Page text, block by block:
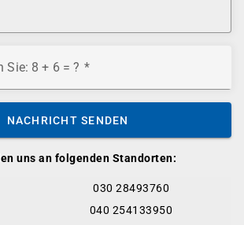
uns an folgenden Standorten:
030 28493760
040 254133950
Sie: 8 + 6 = ?
NACHRICHT SENDEN